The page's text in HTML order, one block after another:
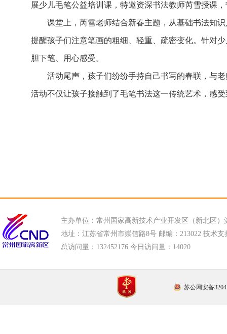
展少儿毛笔公益培训课，特邀资深书法教师芮雪授课
课堂上，芮雪老师结合新春主题，从基础书法知
提醒孩子们注意笔画的粗细、轻重、疏密变化。针对
胆下笔、用心感受。
活动尾声，孩子们纷纷手持自己书写的春联，与
活动不仅让孩子接触到了毛笔书法这一传统艺术，感
主办单位：常州国家高新技术产业开发区（新北区）
地址：江苏省常州市崇信路8号 邮编：213022 技术支
总访问量： 132452176 今日访问量： 14020
苏公网安备